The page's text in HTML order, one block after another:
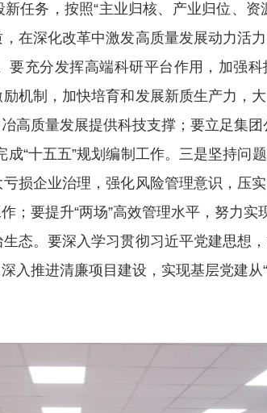
任务，按照“主业归核、产业归位、资
在深化改革中激发高质量发展动力活
充分发挥高端科研平台作用，加强
机制，加快培育和发展新质生产力，
高质量发展提供科技支撑；要立足集团
“十五五”规划编制工作。三是坚持问
损企业治理，强化风险管理意识，压
；要提升“两场”高效管理水平，努力实
态。要深入学习贯彻习近平党建思想
推进清廉项目建设，实现基层党建从“